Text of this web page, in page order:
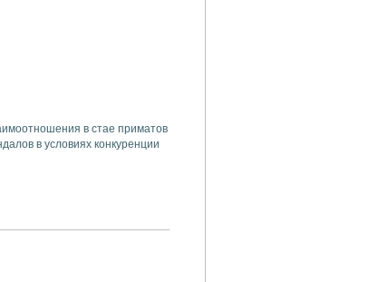
в стае приматов
в условиях конкуренции